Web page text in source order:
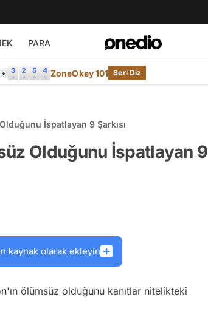
PARA
ZoneOkey 101 Seri Diz
İspatlayan 9 Şarkısı
Olduğunu İspatlayan 9
kaynak olarak ekleyin
ölümsüz olduğunu kanıtlar nitelikteki